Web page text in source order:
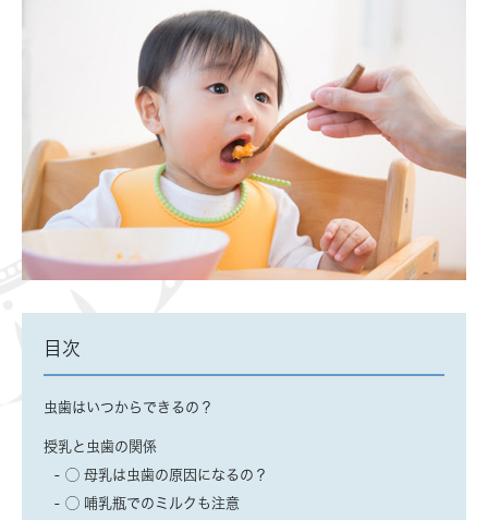
目次
虫歯はいつからできるの？
授乳と虫歯の関係
◯ 母乳は虫歯の原因になるの？
◯ 哺乳瓶でのミルクも注意